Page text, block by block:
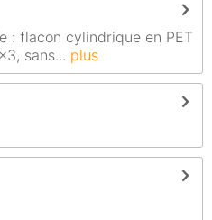
: flacon cylindrique en PET
sans... plus